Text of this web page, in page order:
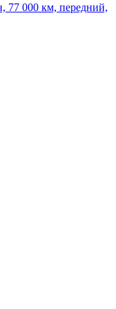
77 000 км, передний,